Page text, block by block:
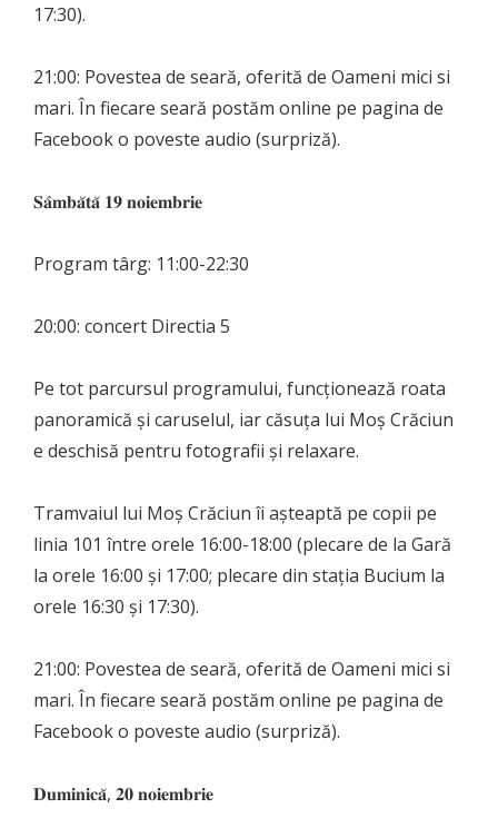
17:30).
21:00: Povestea de seară, oferită de Oameni mici si
mari. În fiecare seară postăm online pe pagina de
Facebook o poveste audio (surpriză).
𝐒𝐚̂𝐦𝐛𝐚̆𝐭𝐚̆ 𝟏𝟗 𝐧𝐨𝐢𝐞𝐦𝐛𝐫𝐢𝐞
Program târg: 11:00-22:30
20:00: concert Directia 5
Pe tot parcursul programului, funcționează roata
panoramică și caruselul, iar căsuța lui Moș Crăciun
e deschisă pentru fotografii și relaxare.
Tramvaiul lui Moș Crăciun îi așteaptă pe copii pe
linia 101 între orele 16:00-18:00 (plecare de la Gară
la orele 16:00 și 17:00; plecare din stația Bucium la
orele 16:30 și 17:30).
21:00: Povestea de seară, oferită de Oameni mici si
mari. În fiecare seară postăm online pe pagina de
Facebook o poveste audio (surpriză).
𝐃𝐮𝐦𝐢𝐧𝐢𝐜𝐚̆, 𝟐𝟎 𝐧𝐨𝐢𝐞𝐦𝐛𝐫𝐢𝐞